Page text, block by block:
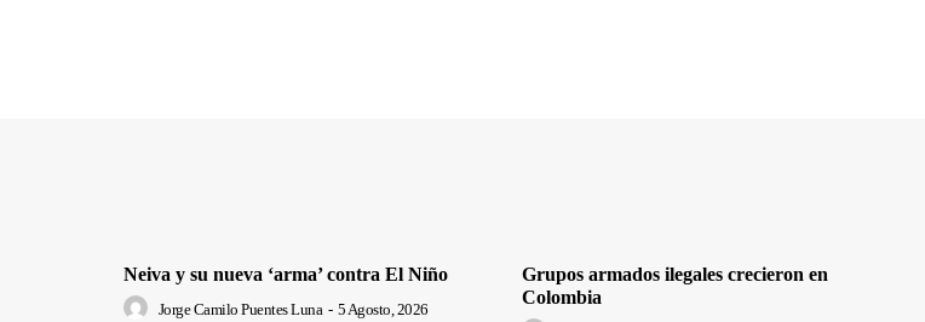
Neiva y su nueva ‘arma’ contra El Niño
Jorge Camilo Puentes Luna - 5 Agosto, 2026
Grupos armados ilegales crecieron en
Colombia